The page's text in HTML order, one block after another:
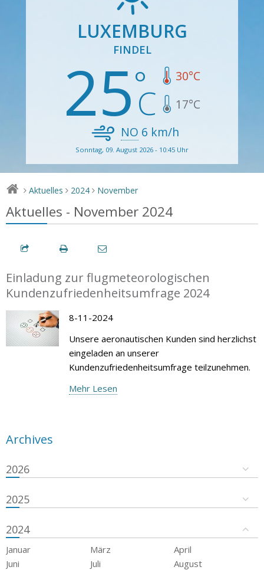
LUXEMBURG
FINDEL
25 30°C
17°C
NO 6 km/h
Sonntag, 09. August 2026 - 10:45 Uhr
> Aktuelles > 2024 > November
Aktuelles - November 2024
Einladung zur flugmeteorologischen
Kundenzufriedenheitsumfrage 2024
8-11-2024
Unsere aeronautischen Kunden sind herzlichst
eingeladen an unserer
Kundenzufriedenheitsumfrage teilzunehmen.
Mehr Lesen
Archives
2026
2025
2024
Januar März
April
Juni
Juli
August